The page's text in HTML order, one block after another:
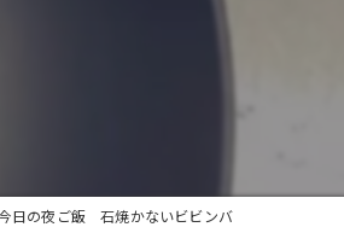
日の夜ご飯 石焼かないビビンバ